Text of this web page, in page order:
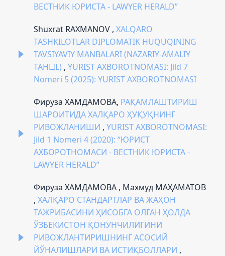
ВЕСТНИК ЮРИСТА - LAWYER HERALD”
Shuxrat RAXMANOV , XALQARO
TASHKILOTLAR DIPLOMATIK HUQUQINING
TAVSIYAVIY MANBALARI (NAZARIY-AMALIY
TAHLIL) , YURIST AXBOROTNOMASI: Jild 7
Nomeri 5 (2025): YURIST AXBOROTNOMASI
Фируза ХАМДАМОВА, РАҚАМЛАШТИРИШ
ШАРОИТИДА ХАЛҚАРО ҲУҚУҚНИНГ
РИВОЖЛАНИШИ , YURIST AXBOROTNOMASI:
Jild 1 Nomeri 4 (2020): “ЮРИСТ
АХБОРОТНОМАСИ - ВЕСТНИК ЮРИСТА -
LAWYER HERALD”
Фируза ХАМДАМОВА , Махмуд МАҲАМАТОВ
, ХАЛҚАРО СТАНДАРТЛАР ВА ЖАҲОН
ТАЖРИБАСИНИ ҲИСОБГА ОЛГАН ҲОЛДА
ЎЗБЕКИСТОН ҚОНУНЧИЛИГИНИ
РИВОЖЛАНТИРИШНИНГ АСОСИЙ
ЙЎНАЛИШЛАРИ ВА ИСТИҚБОЛЛАРИ ,